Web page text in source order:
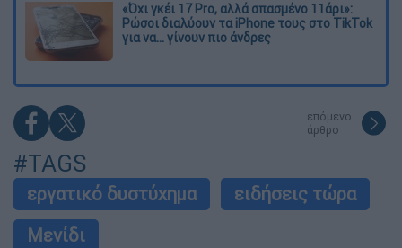
«Όχι γκέι 17 Pro, αλλά σπασμένο 11άρι»:
Ρώσοι διαλύουν τα iPhone τους στο TikTok
για να... γίνουν πιο άνδρες
επόμενο
άρθρο
#TAGS
εργατικό δυστύχημα
ειδήσεις τώρα
Μενίδι